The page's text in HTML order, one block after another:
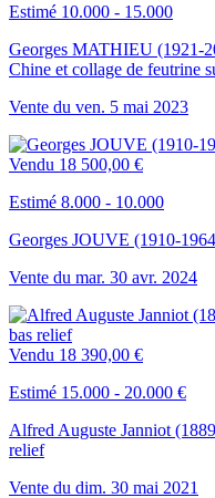
Estimé 10.000 - 15.000
Georges MATHIEU (1921-
Chine et collage de feutrine
Vente du ven. 5 mai 2023
Vendu 18 500,00 €
Estimé 8.000 - 10.000
Georges JOUVE (1910-
Vente du mar. 30 avr. 2024
Vendu 18 390,00 €
Estimé 15.000 - 20.000 €
Alfred Auguste Janniot
relief
Vente du dim. 30 mai 2021